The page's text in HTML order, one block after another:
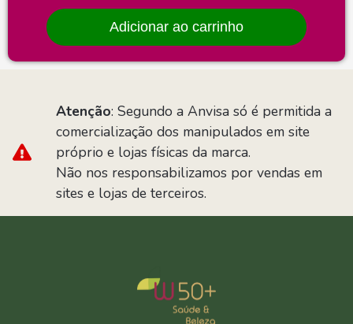
Adicionar ao carrinho
Atenção: Segundo a Anvisa só é permitida a
comercialização dos manipulados em site
próprio e lojas físicas da marca.
Não nos responsabilizamos por vendas em
sites e lojas de terceiros.